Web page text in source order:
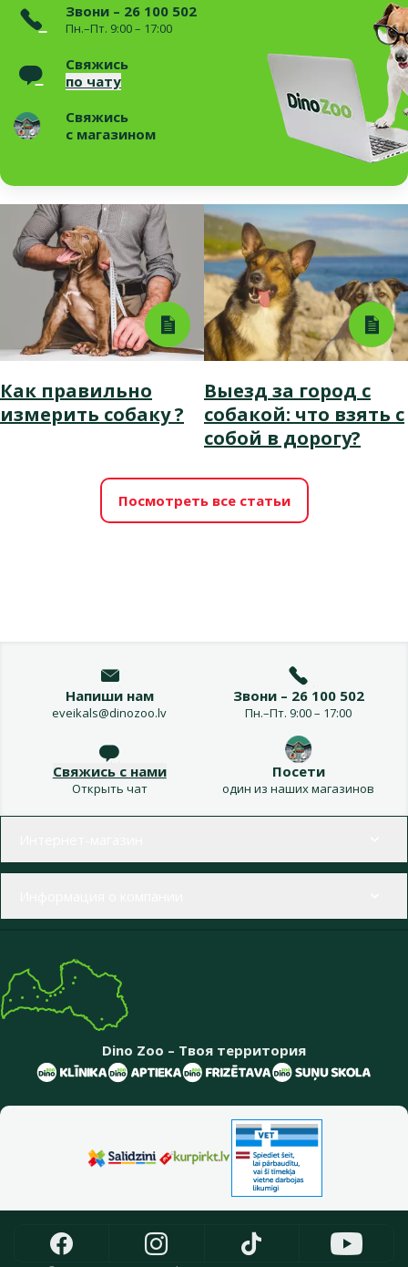
Звони – 26 100 502
Пн.–Пт. 9:00 – 17:00
Свяжись
по чату
Свяжись
с магазином
Как правильно
измерить собаку ?
Выезд за город с
собакой: что взять с
собой в дорогу?
Посмотреть все статьи
Напиши нам
eveikals@dinozoo.lv
Звони – 26 100 502
Пн.–Пт. 9:00 – 17:00
Свяжись с нами
Открыть чат
Посети
один из наших магазинов
Dino Zoo – Твоя территория